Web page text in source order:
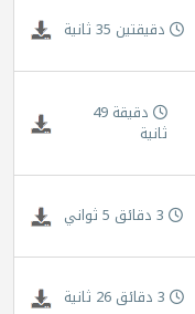
دقيقتين 35 ثانية
دقيقة 49
ثانية
3 دقائق 5 ثواني
3 دقائق 26 ثانية